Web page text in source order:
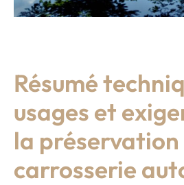
Résumé
usages et
la préservation
carrosserie